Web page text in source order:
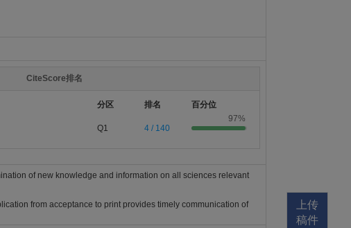
CiteScore排名
分区 排名
百分位
Q1 4 / 140
97%
of new knowledge and information on all sciences relevant
from acceptance to print provides timely communication of
上传
稿件